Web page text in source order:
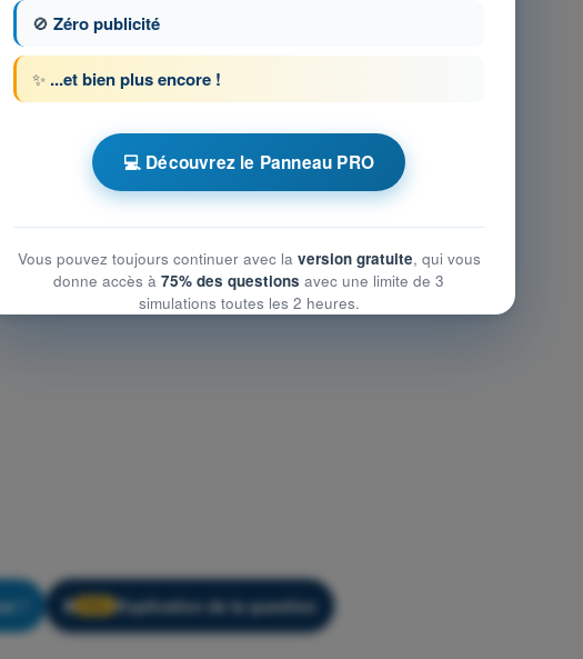
ATPL - Licence de pilote de ligne
d'Entraînement ATPL - Instrumentation
! 🔒 Explication de la question
🚫 Zéro publicité
✨ ...et bien plus encore !
💻 Découvrez le Panneau PRO
Vous pouvez toujours continuer avec la version gratuite, qui vous
donne accès à 75% des questions avec une limite de 3
simulations toutes les 2 heures.